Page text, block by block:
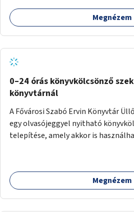
fogadására.
Megnézem
0–24 órás könyvkölcsönző
könyvtárnál
A Fővárosi Szabó Ervin Könyvtár
egy olvasójeggyel nyitható
telepítése, amely akkor is
Megnézem